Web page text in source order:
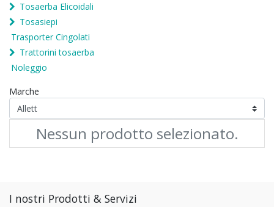
Tosaerba Elicoidali
Tosasiepi
Trasporter Cingolati
Trattorini tosaerba
Noleggio
Marche
Nessun prodotto selezionato.
I nostri Prodotti & Servizi